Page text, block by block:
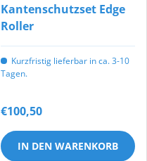
Kantenschutzset Edge
Roller
Kurzfristig lieferbar in ca. 3-10
Tagen.
€100,50
IN DEN WARENKORB